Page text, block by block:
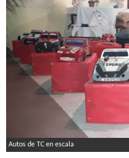
Autos de TC en escala